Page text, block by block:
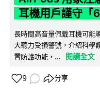
耳機用戶謹守
長時間高音量佩戴耳機可能
大聽力受損警號，介紹科學
置防護功能，...
閱讀全文
9 分享